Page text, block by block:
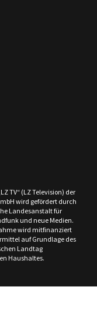
TV“ (LZ Television) der
wird gefördert durch
Landesanstalt für
und neue Medien.
wird mitfinanziert
auf Grundlage des
Landtag
Haushaltes.